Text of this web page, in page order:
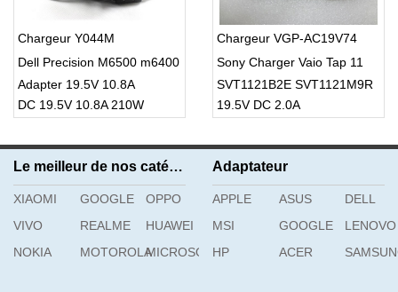
Chargeur Y044M
Dell Precision M6500 m6400
Adapter 19.5V 10.8A
DC 19.5V 10.8A 210W
Chargeur VGP-AC19V74
Sony Charger Vaio Tap 11
SVT1121B2E SVT1121M9R
19.5V DC 2.0A
Le meilleur de nos catégories
XIAOMI GOOGLE
OPPO
VIVO
REALME
HUAWEI
NOKIA
MOTOROLAMICROSOFT
Adaptateur
APPLE ASUS
DELL
MSI
GOOGLE
LENOVO
HP
ACER